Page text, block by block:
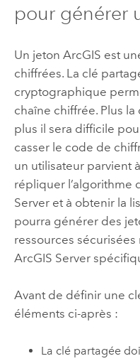
pour générer
Un jeton ArcGIS est
chiffrées. La clé
cryptographique
chaîne chiffrée. Plus
plus il sera difficile
casser le code de
un utilisateur parvient
répliquer l’algorithme
Serveret à obtenir la
pourra générer des
ressources
ArcGIS Server
Avant de définir une
éléments ci-après :
La clé partagée